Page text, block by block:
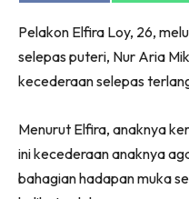
on
on
Pelakon Elfira Loy, 26,
selepas puteri, Nur Aria
kecederaan selepas
Menurut Elfira, anaknya
ini kecederaan anaknya
bahagian hadapan muka